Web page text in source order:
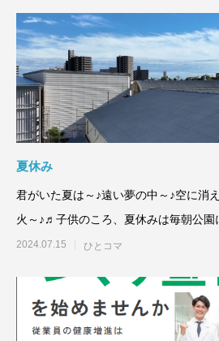
夏休み
君がいた夏は～♪遠い夢の中～♪空に消
火～♪♬子供のころ、夏休みは毎朝公園
2024.07.15 ひとコマ